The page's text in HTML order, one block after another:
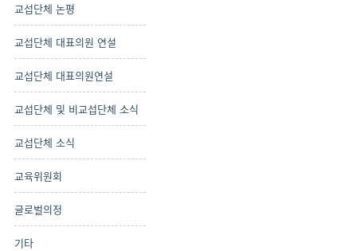
교섭단체 논평
교섭단체 대표의원 연설
교섭단체 대표의원연설
교섭단체 및 비교섭단체 소식
교섭단체 소식
교육위원회
글로벌의정
기타